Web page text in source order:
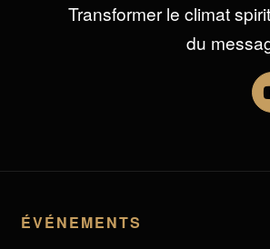
Transformer le climat
du
ÉVÉNEMENTS